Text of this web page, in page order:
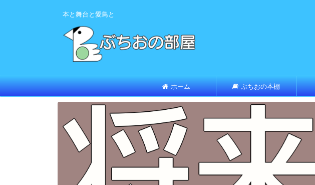
本と舞台と愛鳥と
ホーム ぶちおの本棚